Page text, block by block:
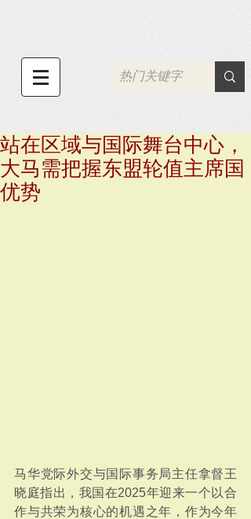
站在区域与国际舞台中心，
大马需把握东盟轮值主席国
优势
马华党际外交与国际事务局主任拿督王
晓庭指出，我国在2025年迎来一个以合
作与共荣为核心的机遇之年，作为今年